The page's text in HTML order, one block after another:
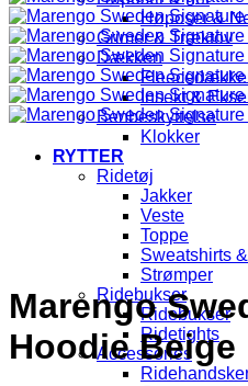
Høposer &
Grimer & Træktov
Dækken
Insekt &
Benbeskyttelse
Klokker
RYTTER
Ridetøj
Jakker
Veste
Toppe
Sweatshirts
Strømper
Ridebukser
Ridebukser
Ridetights
Accessories
Marengo
Hoodie Beige